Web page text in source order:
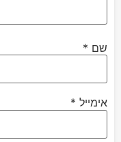
שם *
אימייל *